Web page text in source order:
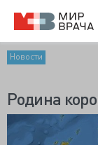
Новости
Родина